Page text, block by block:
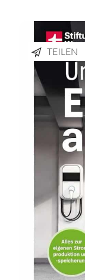
TEILEN